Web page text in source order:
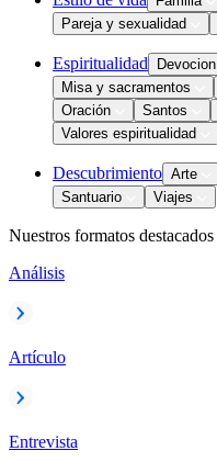
Pareja y sexualidad
Espiritualidad Devocion
Misa y sacramentos
Oración
Santos
Valores espiritualidad
Descubrimiento Arte
Santuario
Viajes
Nuestros formatos destacados
Análisis
Artículo
Entrevista